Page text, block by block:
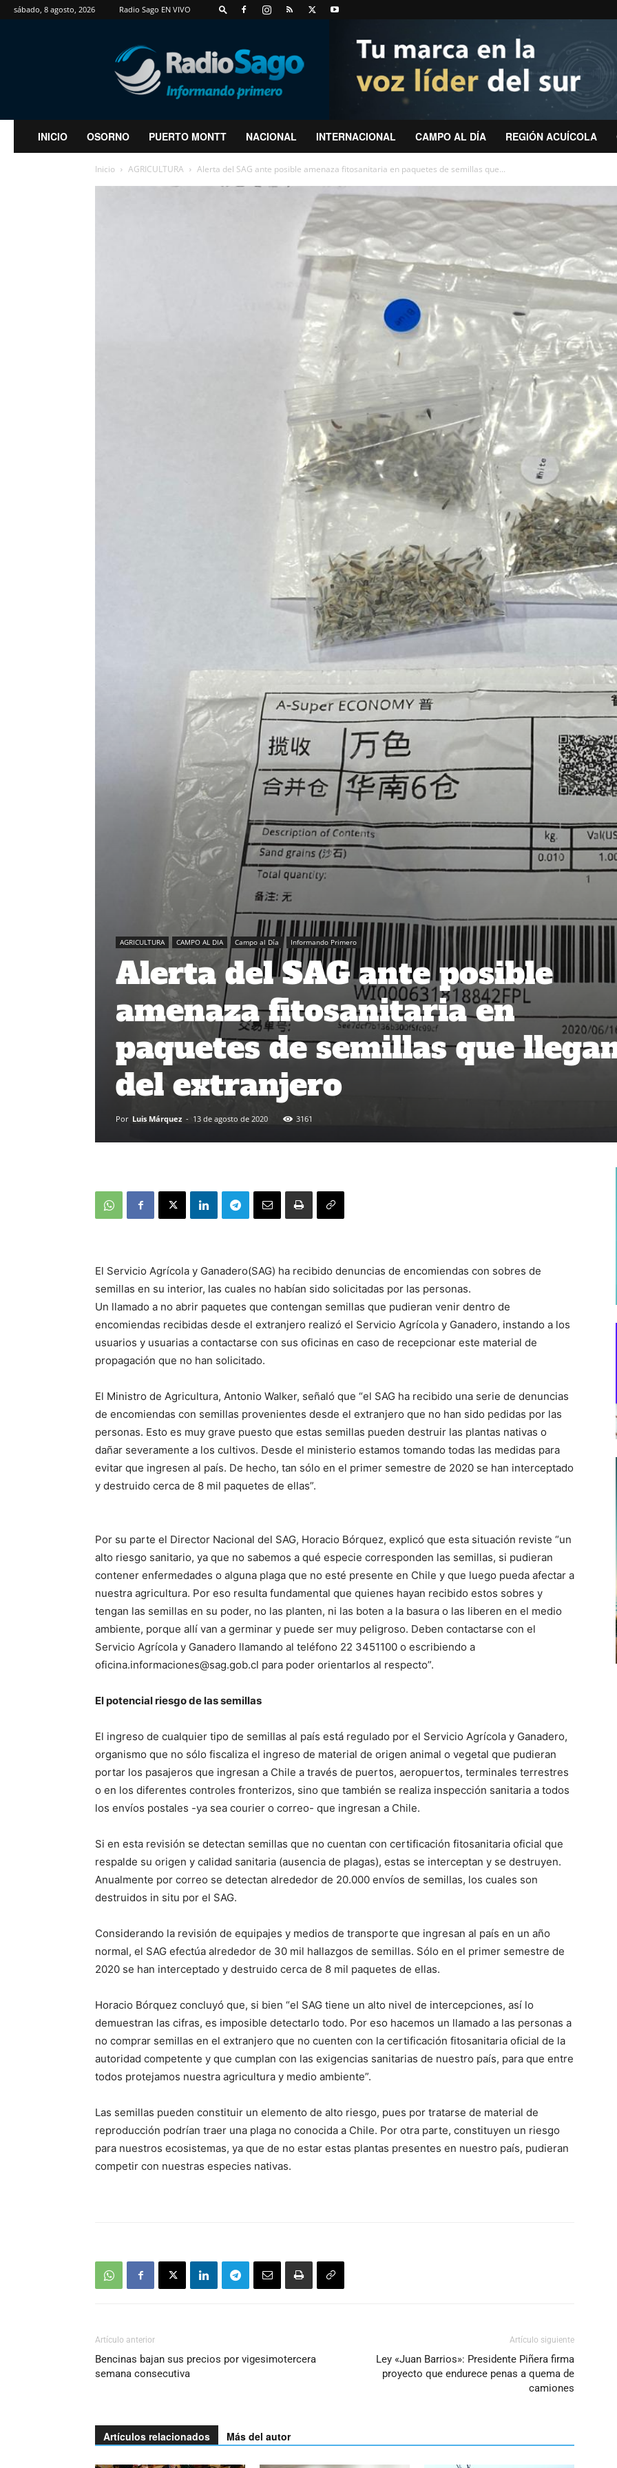
sábado, 8 agosto, 2026 Radio Sago EN VIVO
RadioSago
INICIO OSORNO PUERTO MONTT NACIONAL INTERNACIONAL CAMPO AL DÍA REGIÓN ACUÍCOLA
Inicio AGRICULTURA Alerta del SAG ante posible amenaza fitosanitaria en paquetes de semillas que...
AGRICULTURA CAMPO AL DIA Campo al Día Informando Primero
Alerta del SAG ante posible
amenaza fitosanitaria en
paquetes de semillas que
del extranjero
Por Luis Márquez - 13 de agosto de 2020 3161
El Servicio Agrícola y Ganadero(SAG) ha recibido denuncias de encomiendas con sobres de
semillas en su interior, las cuales no habían sido solicitadas por las personas.
Un llamado a no abrir paquetes que contengan semillas que pudieran venir dentro de
encomiendas recibidas desde el extranjero realizó el Servicio Agrícola y Ganadero, instando a los
usuarios y usuarias a contactarse con sus oficinas en caso de recepcionar este material de
propagación que no han solicitado.
El Ministro de Agricultura, Antonio Walker, señaló que “el SAG ha recibido una serie de denuncias
de encomiendas con semillas provenientes desde el extranjero que no han sido pedidas por las
personas. Esto es muy grave puesto que estas semillas pueden destruir las plantas nativas o
dañar severamente a los cultivos. Desde el ministerio estamos tomando todas las medidas para
evitar que ingresen al país. De hecho, tan sólo en el primer semestre de 2020 se han interceptado
y destruido cerca de 8 mil paquetes de ellas”.
Por su parte el Director Nacional del SAG, Horacio Bórquez, explicó que esta situación reviste “un
alto riesgo sanitario, ya que no sabemos a qué especie corresponden las semillas, si pudieran
contener enfermedades o alguna plaga que no esté presente en Chile y que luego pueda afectar a
nuestra agricultura. Por eso resulta fundamental que quienes hayan recibido estos sobres y
tengan las semillas en su poder, no las planten, ni las boten a la basura o las liberen en el medio
ambiente, porque allí van a germinar y puede ser muy peligroso. Deben contactarse con el
Servicio Agrícola y Ganadero llamando al teléfono 22 3451100 o escribiendo a
oficina.informaciones@sag.gob.cl para poder orientarlos al respecto”.
El potencial riesgo de las semillas
El ingreso de cualquier tipo de semillas al país está regulado por el Servicio Agrícola y Ganadero,
organismo que no sólo fiscaliza el ingreso de material de origen animal o vegetal que pudieran
portar los pasajeros que ingresan a Chile a través de puertos, aeropuertos, terminales terrestres
o en los diferentes controles fronterizos, sino que también se realiza inspección sanitaria a todos
los envíos postales -ya sea courier o correo- que ingresan a Chile.
Si en esta revisión se detectan semillas que no cuentan con certificación fitosanitaria oficial que
respalde su origen y calidad sanitaria (ausencia de plagas), estas se interceptan y se destruyen.
Anualmente por correo se detectan alrededor de 20.000 envíos de semillas, los cuales son
destruidos in situ por el SAG.
Considerando la revisión de equipajes y medios de transporte que ingresan al país en un año
normal, el SAG efectúa alrededor de 30 mil hallazgos de semillas. Sólo en el primer semestre de
2020 se han interceptado y destruido cerca de 8 mil paquetes de ellas.
Horacio Bórquez concluyó que, si bien “el SAG tiene un alto nivel de intercepciones, así lo
demuestran las cifras, es imposible detectarlo todo. Por eso hacemos un llamado a las personas a
no comprar semillas en el extranjero que no cuenten con la certificación fitosanitaria oficial de la
autoridad competente y que cumplan con las exigencias sanitarias de nuestro país, para que entre
todos protejamos nuestra agricultura y medio ambiente”.
Las semillas pueden constituir un elemento de alto riesgo, pues por tratarse de material de
reproducción podrían traer una plaga no conocida a Chile. Por otra parte, constituyen un riesgo
para nuestros ecosistemas, ya que de no estar estas plantas presentes en nuestro país, pudieran
competir con nuestras especies nativas.
Artículo anterior
Bencinas bajan sus precios por vigesimotercera
semana consecutiva
Artículo siguiente
Ley «Juan Barrios»: Presidente Piñera firma
proyecto que endurece penas a quema de
camiones
Artículos relacionados Más del autor